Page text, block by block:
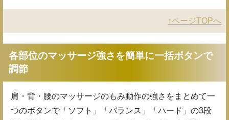
↑ページTOPへ
各部位のマッサージ強さを簡単に一括ボタンで
調節
肩・背・腰のマッサージのもみ動作の強さをまとめて一
つのボタンで「ソフト」「バランス」「ハード」の3段